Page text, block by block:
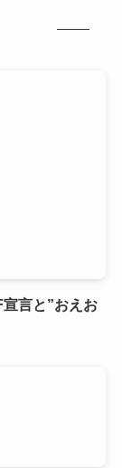
言と”おえお